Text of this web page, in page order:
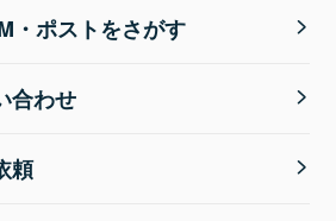
・ポストをさがす
合わせ
頼